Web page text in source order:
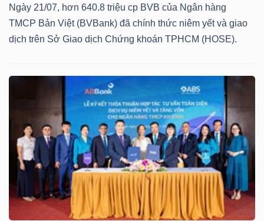
Ngày 21/07, hơn 640.8 triệu cp BVB của Ngân hàng
TMCP Bản Việt (BVBank) đã chính thức niêm yết và giao
dịch trên Sở Giao dịch Chứng khoán TPHCM (HOSE).
Lãnh
đạo
Tất cả Người nội bộ Người liên quan Cổ đông lớn
tức
(-)
viết